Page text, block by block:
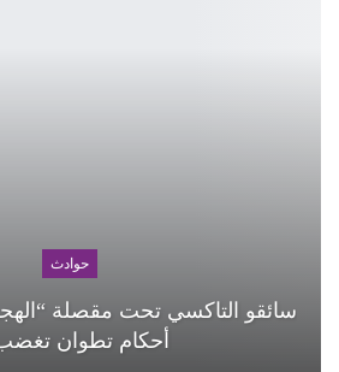
حوادث
سائقو التاكسي تحت مقصلة
أحكام تطوان